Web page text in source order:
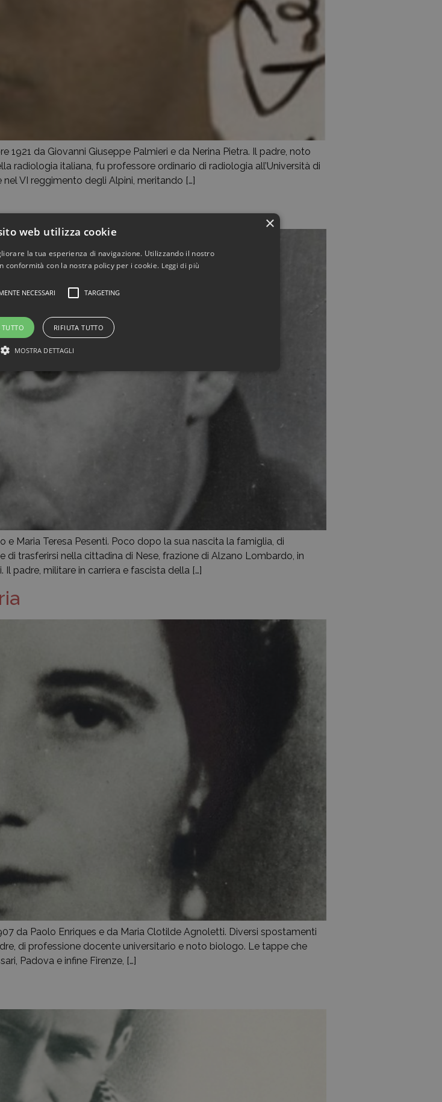
da Giovanni Giuseppe Palmieri e da Nerina Pietra. Il padre, noto
radiologia italiana, fu professore ordinario di radiologia all’Università di
VI reggimento degli Alpini, meritando […]
Maria Teresa Pesenti. Poco dopo la sua nascita la famiglia, di
trasferirsi nella cittadina di Nese, frazione di Alzano Lombardo, in
padre, militare in carriera e fascista della […]
da Paolo Enriques e da Maria Clotilde Agnoletti. Diversi spostamenti
di professione docente universitario e noto biologo. Le tappe che
Padova e infine Firenze, […]
×
web utilizza cookie
la tua esperienza di navigazione. Utilizzando il nostro
conformità con la nostra policy per i cookie. Leggi di più
NECESSARI TARGETING
TUTTO RIFIUTA TUTTO
MOSTRA DETTAGLI